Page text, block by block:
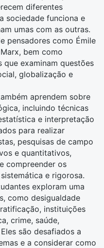
diferentes
sociedade funciona e
umas com as outras.
pensadores como Émile
bem como
que examinam questões
globalização e
aprendem sobre
incluindo técnicas
e interpretação
para realizar
pesquisas de campo
e quantitativos,
compreender os
e rigorosa.
exploram uma
como desigualdade
instituições
crime, saúde,
são desafiados a
e a considerar como